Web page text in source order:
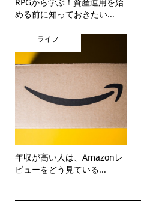
める前に知っておきたい...
ライフ
年収が高い人は、Amazonレ
ビューをどう見ている...